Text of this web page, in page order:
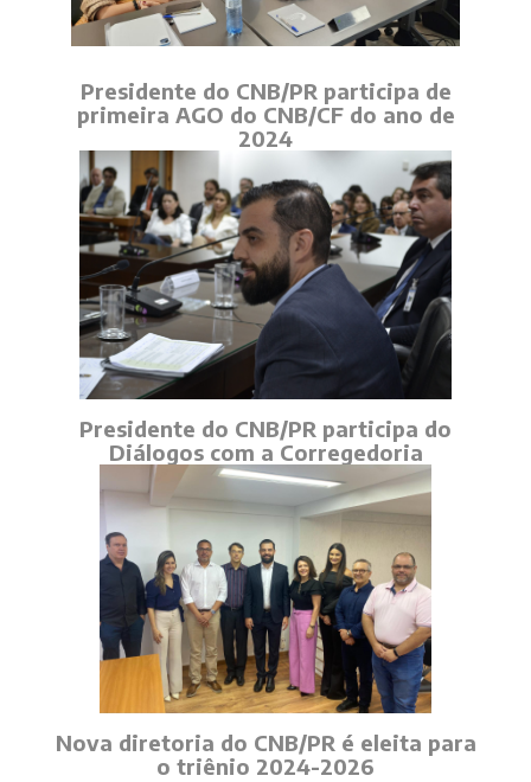
Presidente do CNB/PR participa de
primeira AGO do CNB/CF do ano de
2024
Presidente do CNB/PR participa do
Diálogos com a Corregedoria
Nova diretoria do CNB/PR é eleita para
o triênio 2024-2026